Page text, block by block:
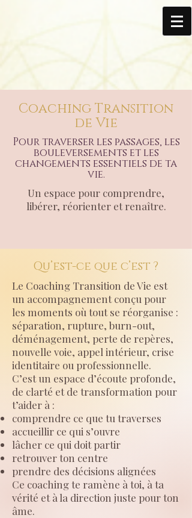
Coaching Transition
de Vie
Pour traverser les passages, les
bouleversements et les
changements essentiels de ta
vie.
Un espace pour comprendre,
libérer, réorienter et renaître.
Qu’est-ce que c’est ?
Le Coaching Transition de Vie est
un accompagnement conçu pour
les moments où tout se réorganise :
séparation, rupture, burn-out,
déménagement, perte de repères,
nouvelle voie, appel intérieur, crise
identitaire ou professionnelle.
C’est un espace d’écoute profonde,
de clarté et de transformation pour
t’aider à :
comprendre ce que tu traverses
accueillir ce qui s’ouvre
lâcher ce qui doit partir
retrouver ton centre
prendre des décisions alignées
Ce coaching te ramène à toi, à ta
vérité et à la direction juste pour ton
âme.